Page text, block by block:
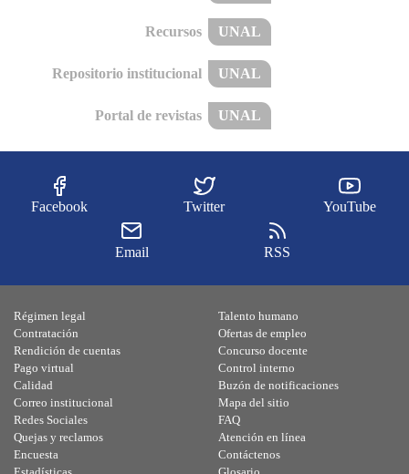
Recursos UNAL
Repositorio institucional UNAL
Portal de revistas UNAL
Facebook Twitter YouTube
Email RSS
Régimen legal
Contratación
Rendición de cuentas
Pago virtual
Calidad
Talento humano
Ofertas de empleo
Concurso docente
Control interno
Buzón de notificaciones
Correo institucional
Redes Sociales
Quejas y reclamos
Encuesta
Mapa del sitio
FAQ
Atención en línea
Contáctenos